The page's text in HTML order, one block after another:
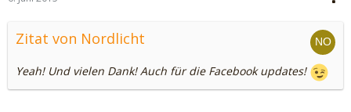
Zitat von Nordlicht
Yeah! Und vielen Dank! Auch für die Facebook updates!